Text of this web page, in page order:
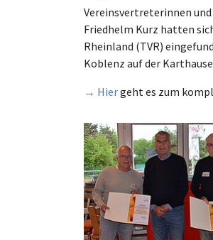
Vereinsvertreterinnen
Friedhelm Kurz hatten
Rheinland (TVR)
Koblenz auf der
→ Hiergeht es zum